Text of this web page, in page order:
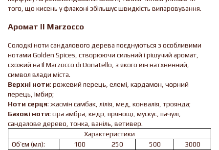
того, що кисень у флаконі збільшує швидкість випаровування.
Аромат Il Marzocco
Солодкі ноти сандалового дерева поєднуються з особливими
нотами Golden Spices, створюючи сильний і рішучий аромат,
схожий на Il Marzocco di Donatello, з якого він натхненний,
символ влади міста.
Верхні ноти: рожевий перець, елемі, кардамон, чорний
перець, імбир;
Ноти серця: жасмін самбак, лілія, мед, конвалія, троянда;
Базові ноти: сіра амбра, кедр, прянощі, мускус, пачулі,
сандалове дерево, тонка, ваніль, ветивер.
Характеристики
Об’єм (мл):
100 250 500
3000